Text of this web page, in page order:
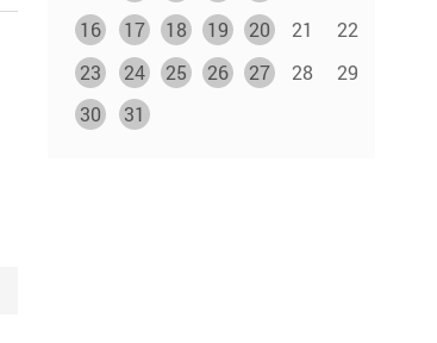
16
17 18 19 20 21
22
23
24 25 26 27 28
29
30
31